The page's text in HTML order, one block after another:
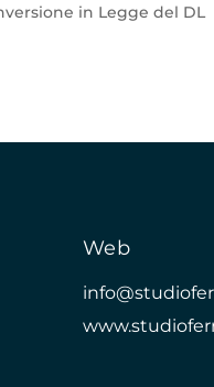
in Legge del DL
Web